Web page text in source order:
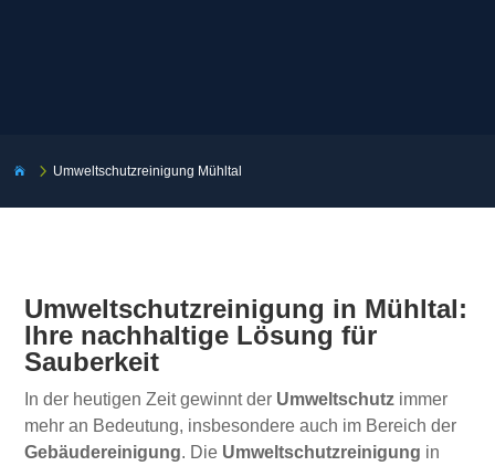
 5 Umweltschutzreinigung Mühltal
Umweltschutzreinigung in Mühltal:
Ihre nachhaltige Lösung für
Sauberkeit
In der heutigen Zeit gewinnt der Umweltschutz immer
mehr an Bedeutung, insbesondere auch im Bereich der
Gebäudereinigung. Die Umweltschutzreinigung in